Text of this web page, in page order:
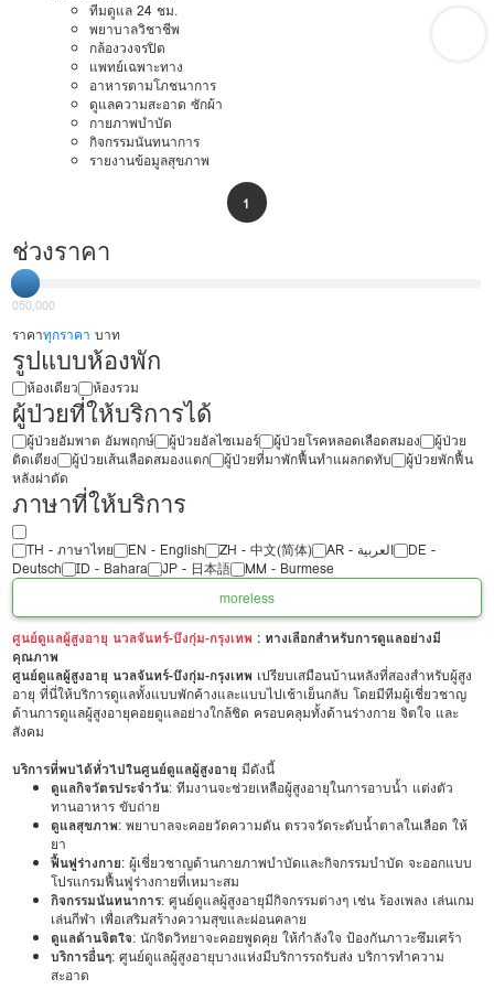
ทีมดูแล 24 ชม.
พยาบาลวิชาชีพ
กล้องวงจรปิด
แพทย์เฉพาะทาง
อาหารตามโภชนาการ
ดูแลความสะอาด ซักผ้า
กายภาพบำบัด
กิจกรรมนันทนาการ
รายงานข้อมูลสุขภาพ
1
ช่วงราคา
050,000
ราคาทุกราคา บาท
รูปแบบห้องพัก
ห้องเดียว ห้องรวม
ผู้ป่วยที่ให้บริการได้
ผู้ป่วยอัมพาต อัมพฤกษ์ ผู้ป่วยอัลไซเมอร์ ผู้ป่วยโรคหลอดเลือดสมอง
ผู้ป่วย
ติดเตียง
ผู้ป่วยเส้นเลือดสมองแตก ผู้ป่วยที่มาพักฟื้นทำแผลกดทับ
ผู้ป่วยพักฟื้น
หลังผ่าตัด
ภาษาที่ให้บริการ
TH - ‏ภาษาไทย EN - English ZH - 中文(简体) ‏AR - ‏العربية‏
DE -
Deutsch
ID - Bahara JP - 日本語
MM - Burmese
moreless
ศูนย์ดูแลผู้สูงอายุ นวลจันทร์-บึงกุ่ม-กรุงเทพ : ทางเลือกสำหรับการดูแลอย่างมี
คุณภาพ
ศูนย์ดูแลผู้สูงอายุ นวลจันทร์-บึงกุ่ม-กรุงเทพ เปรียบเสมือนบ้านหลังที่สองสำหรับผู้สูง
อายุ ที่นี่ให้บริการดูแลทั้งแบบพักค้างและแบบไปเช้าเย็นกลับ โดยมีทีมผู้เชี่ยวชาญ
ด้านการดูแลผู้สูงอายุคอยดูแลอย่างใกล้ชิด ครอบคลุมทั้งด้านร่างกาย จิตใจ และ
สังคม
บริการที่พบได้ทั่วไปในศูนย์ดูแลผู้สูงอายุ มีดังนี้
ดูแลกิจวัตรประจำวัน: ทีมงานจะช่วยเหลือผู้สูงอายุในการอาบน้ำ แต่งตัว
ทานอาหาร ขับถ่าย
ดูแลสุขภาพ: พยาบาลจะคอยวัดความดัน ตรวจวัดระดับน้ำตาลในเลือด ให้
ยา
ฟื้นฟูร่างกาย: ผู้เชี่ยวชาญด้านกายภาพบำบัดและกิจกรรมบำบัด จะออกแบบ
โปรแกรมฟื้นฟูร่างกายที่เหมาะสม
กิจกรรมนันทนาการ: ศูนย์ดูแลผู้สูงอายุมีกิจกรรมต่างๆ เช่น ร้องเพลง เล่นเกม
เล่นกีฬา เพื่อเสริมสร้างความสุขและผ่อนคลาย
ดูแลด้านจิตใจ: นักจิตวิทยาจะคอยพูดคุย ให้กำลังใจ ป้องกันภาวะซึมเศร้า
บริการอื่นๆ: ศูนย์ดูแลผู้สูงอายุบางแห่งมีบริการรถรับส่ง บริการทำความ
สะอาด